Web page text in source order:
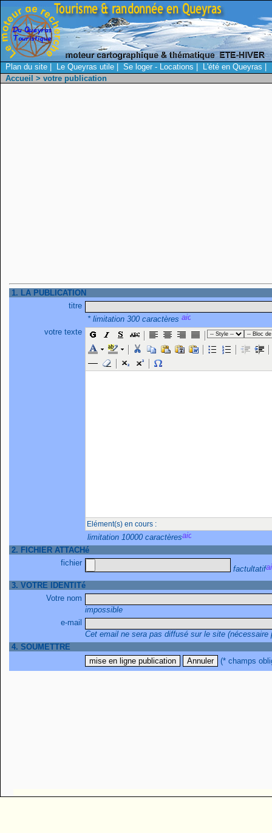
Plan du site| Le Queyras utile| Se loger - Locations L'été en Queyras
Accueil > votre publication
1. LA PUBLICATION
titre
* limitation 300 caractères
votre texte
Elément(s) en cours :
limitation 10000 caractères
2. FICHIER ATTACHé
fichier
factultatif
3. VOTRE IDENTITé
Votre nom
impossible
e-mail
Cet email ne sera pas diffusé sur le site
4. SOUMETTRE
(* champs